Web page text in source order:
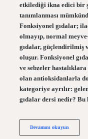
etkilediği ikna edici bir
tanımlanması
Fonksiyonel gıdalar;
olmayıp, normal
gıdalar, güçlendirilmiş
oluşur. Fonksiyonel
ve sebzeler
olan antioksidanlarla
kategoriye ayrılır:
gıdalar dersi nedir?
Devamını okuyun